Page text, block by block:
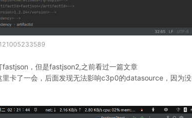
，但是fastjson2,之前看过一篇文章
卡了一会，后面发现无法影响c3p0的datasource，因为